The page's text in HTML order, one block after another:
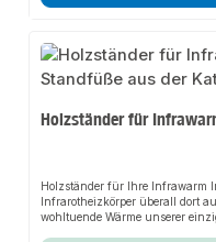
(NiMh 2,4 V, > 50
Holzständer für
Holzständer für Ihre Infrawarm
Infrarotheizkörper überall dort
wohltuende Wärme unserer